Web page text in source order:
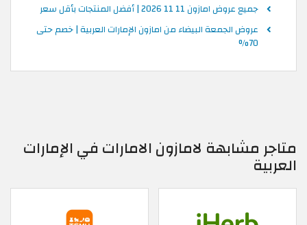
جميع عروض امازون 11 11 2026 | أفضل المنتجات بأقل سعر
عروض الجمعة البيضاء من امازون الإمارات العربية | خصم حتى
70%
متاجر مشابهة لامازون الامارات في الإمارات
العربية